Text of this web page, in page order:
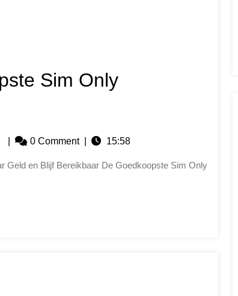
Sim Only
0 Comment 15:58